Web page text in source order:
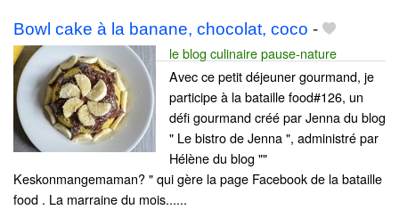
Bowl cake à la banane, chocolat, coco -
le blog culinaire pause-nature
Avec ce petit déjeuner gourmand, je
participe à la bataille food#126, un
défi gourmand créé par Jenna du blog
" Le bistro de Jenna ", administré par
Hélène du blog ""
Keskonmangemaman? " qui gère la page Facebook de la bataille
food . La marraine du mois......